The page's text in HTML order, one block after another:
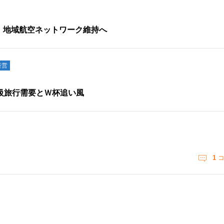
域航空ネットワーク維持へ
営
旅行需要とＷ杯追い風
1